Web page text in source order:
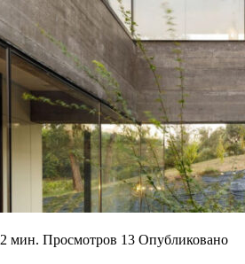
2 мин. Просмотров 13 Опубликовано